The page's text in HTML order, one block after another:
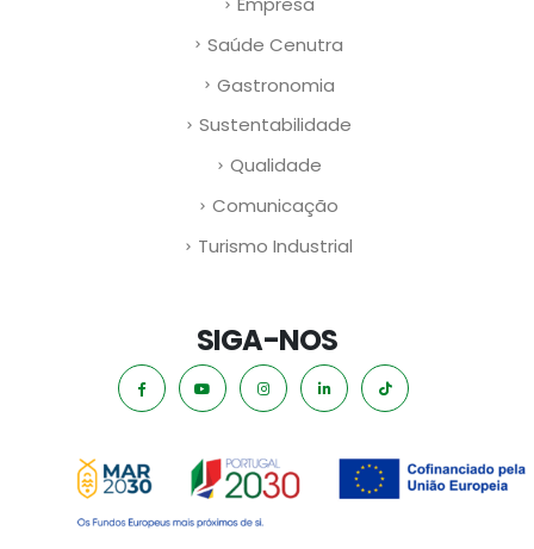
Saúde Cenutra
Gastronomia
Sustentabilidade
Qualidade
Comunicação
Turismo Industrial
SIGA-NOS